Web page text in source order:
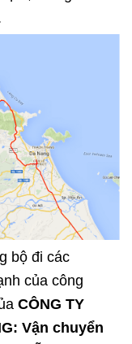
bộ đi các
của công
CÔNG TY
Vận chuyển